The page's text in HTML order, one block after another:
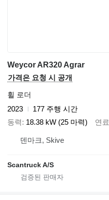
Weycor AR320 Agrar
가격은 요청 시 공개
휠 로더
2023
177 주행 시간
동력
18.38 kW (25 마력) 연료
덴마크, Skive
Scantruck A/S